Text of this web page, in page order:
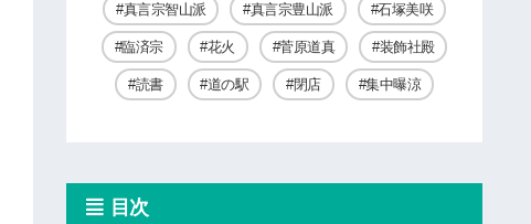
真言宗智山派 真言宗豊山派 石塚美咲
臨済宗 花火 菅原道真 装飾社殿
読書 道の駅 閉店 集中曝涼
目次